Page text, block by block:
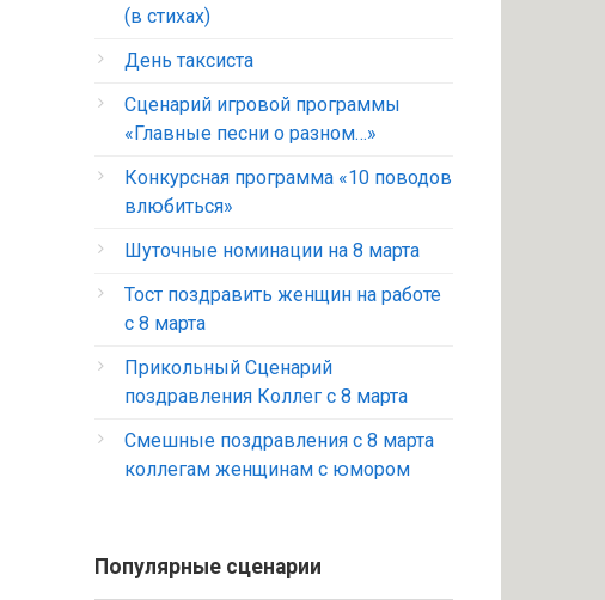
(в стихах)
День таксиста
Сценарий игровой программы
«Главные песни о разном…»
Конкурсная программа «10 поводов
влюбиться»
Шуточные номинации на 8 марта
Тост поздравить женщин на работе
с 8 марта
Прикольный Сценарий
поздравления Коллег с 8 марта
Смешные поздравления с 8 марта
коллегам женщинам с юмором
Популярные сценарии